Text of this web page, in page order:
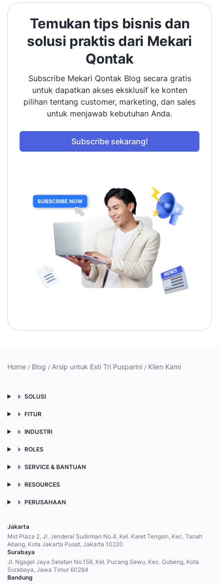
Temukan tips bisnis dan
solusi praktis dari Mekari
Qontak
Subscribe Mekari Qontak Blog secara gratis
untuk dapatkan akses eksklusif ke konten
pilihan tentang customer, marketing, dan sales
untuk menjawab kebutuhan Anda.
Subscribe sekarang!
Home Blog Arsip untuk Esti Tri Pusparini Klien Kami
SOLUSI
FITUR
INDUSTRI
ROLES
SERVICE & BANTUAN
RESOURCES
PERUSAHAAN
Jakarta
Mid Plaza 2, Jl. Jenderal Sudirman No.4, Kel. Karet Tengsin, Kec. Tanah
Abang, Kota Jakarta Pusat, Jakarta 10220
Surabaya
Jl. Ngagel Jaya Selatan No.158, Kel. Pucang Sewu, Kec. Gubeng, Kota
Surabaya, Jawa Timur 60284
Bandung